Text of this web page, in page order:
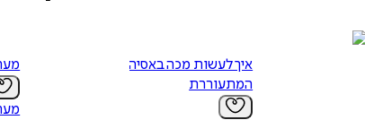
איך לעשות מכה באסיה
המתעוררת